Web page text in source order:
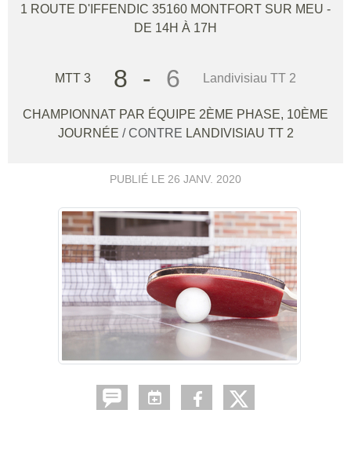
1 ROUTE D'IFFENDIC 35160 MONTFORT SUR MEU -
DE 14H À 17H
MTT 3 8 - 6 Landivisiau TT 2
CHAMPIONNAT PAR ÉQUIPE 2ÈME PHASE, 10ÈME
JOURNÉE / CONTRE LANDIVISIAU TT 2
PUBLIÉ LE 26 JANV. 2020